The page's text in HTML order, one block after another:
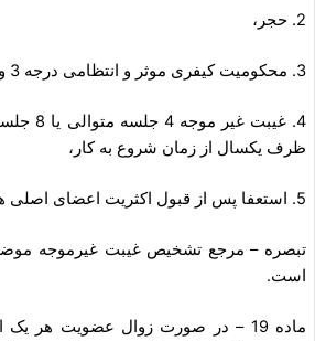
2. حجر،
3. محکومیت کیفری موثر و انتظامی درجه 3 و بالاتر،
4. غیبت
ظرف یکسال از زمان شروع به کار،
5. استعفا پس از قبول اکثریت اعضای اصلی هیات مدیره.
است.
ماده 19 – در صورت زوال عضویت هر